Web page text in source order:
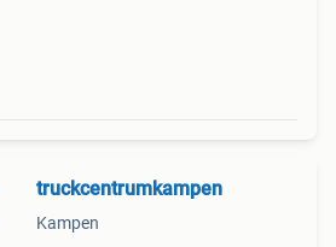
truckcentrumkampen
Kampen